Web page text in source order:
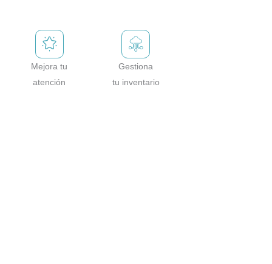
Mejora tu
atención
Gestiona
tu inventario